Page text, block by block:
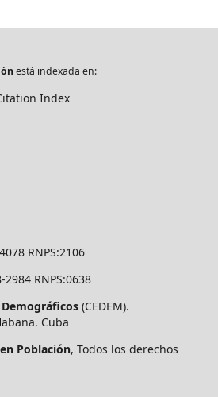
está indexada en:
Index
RNPS:2106
RNPS:0638
(CEDEM).
Cuba
Población, Todos los derechos